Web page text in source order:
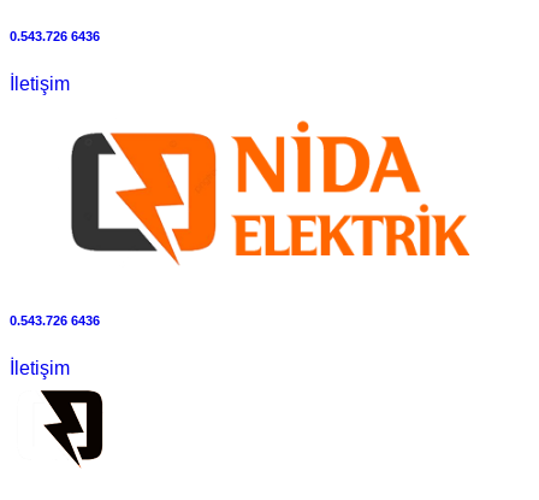
0.543.726 6436
İletişim
0.543.726 6436
İletişim